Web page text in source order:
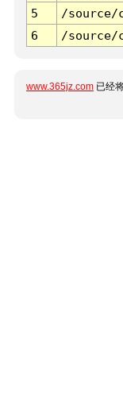
5
/source/
6
/source/
www.365jz.com 已经